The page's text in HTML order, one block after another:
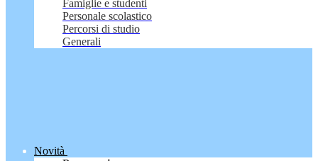
Famiglie e studenti
Personale scolastico
Percorsi di studio
Generali
Novità